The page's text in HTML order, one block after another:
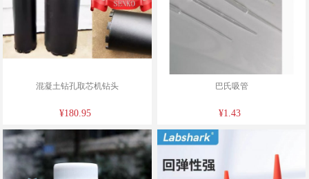
混凝土钻孔取芯机钻头
¥180.95
巴氏吸管
¥1.43